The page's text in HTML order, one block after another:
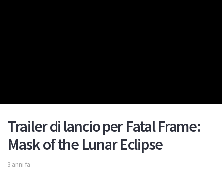
Trailer di lancio per Fatal Frame:
Mask of the Lunar Eclipse
3 anni fa